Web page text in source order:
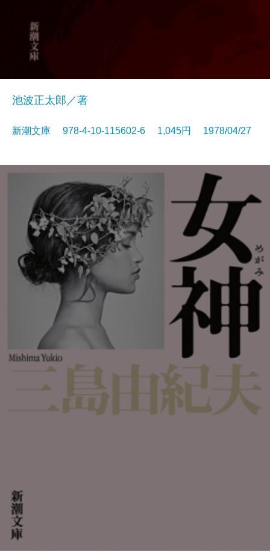
池波正太郎／著
新潮文庫 978-4-10-115602-6 1,045円 1978/04/27